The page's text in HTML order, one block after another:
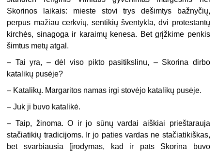
Skorinos laikais: mieste stovi trys dešimtys bažnyčių,
perpus mažiau cerkvių, sentikių šventykla, dvi protestantų
kirchės, sinagoga ir karaimų kenesa. Bet grįžkime penkis
šimtus metų atgal.
– Tai yra, – dėl viso pikto pasitikslinu, – Skorina dirbo
katalikų pusėje?
– Katalikų. Margaritos namas irgi stovėjo katalikų pusėje.
–Juk ji buvo katalikė.
–Taip, žinoma. O ir jo sūnų vardai aiškiai prieštarauja
stačiatikių tradicijoms. Ir jo paties vardas ne stačiatikiškas,
bet svarbiausia [įrodymas, kad ir pats Skorina buvo